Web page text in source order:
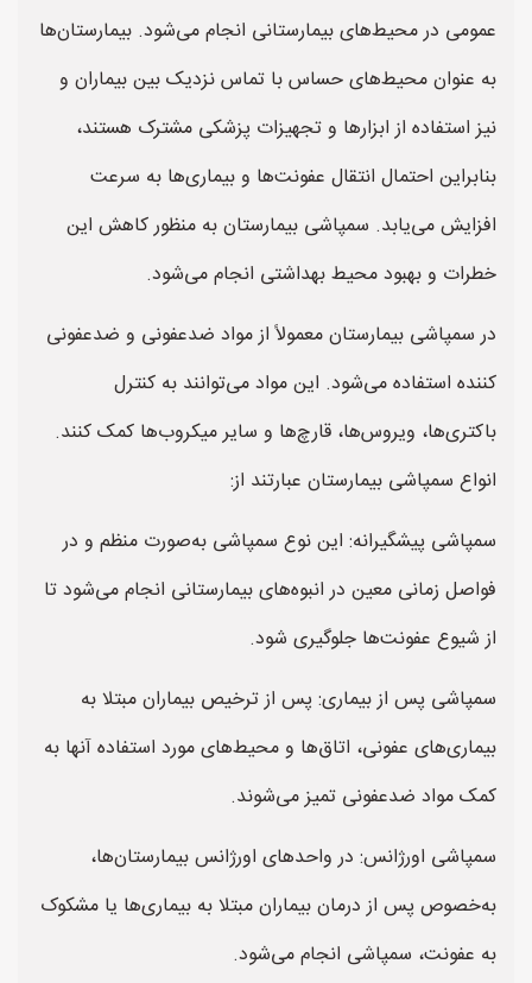
عمومی در محیط‌های بیمارستانی انجام می‌شود. بیمارستان‌ها
به عنوان محیط‌های حساس با تماس نزدیک بین بیماران و
نیز استفاده از ابزارها و تجهیزات پزشکی مشترک هستند،
بنابراین احتمال انتقال عفونت‌ها و بیماری‌ها به سرعت
افزایش می‌یابد. سمپاشی بیمارستان به منظور کاهش این
خطرات و بهبود محیط بهداشتی انجام می‌شود.
در سمپاشی بیمارستان معمولاً از مواد ضدعفونی و ضدعفونی
کننده استفاده می‌شود. این مواد می‌توانند به کنترل
باکتری‌ها، ویروس‌ها، قارچ‌ها و سایر میکروب‌ها کمک کنند.
انواع سمپاشی بیمارستان عبارتند از:
سمپاشی پیشگیرانه: این نوع سمپاشی به‌صورت منظم و در
فواصل زمانی معین در انبوه‌های بیمارستانی انجام می‌شود تا
از شیوع عفونت‌ها جلوگیری شود.
سمپاشی پس از بیماری: پس از ترخیص بیماران مبتلا به
بیماری‌های عفونی، اتاق‌ها و محیط‌های مورد استفاده آنها به
کمک مواد ضدعفونی تمیز می‌شوند.
سمپاشی اورژانس: در واحدهای اورژانس بیمارستان‌ها،
به‌خصوص پس از درمان بیماران مبتلا به بیماری‌ها یا مشکوک
به عفونت، سمپاشی انجام می‌شود.